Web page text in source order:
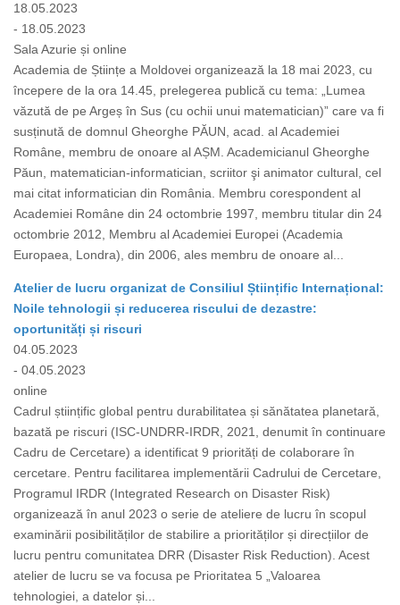
18.05.2023
- 18.05.2023
Sala Azurie și online
Academia de Științe a Moldovei organizează la 18 mai 2023, cu
începere de la ora 14.45, prelegerea publică cu tema: „Lumea
văzută de pe Argeș în Sus (cu ochii unui matematician)” care va fi
susținută de domnul Gheorghe PĂUN, acad. al Academiei
Române, membru de onoare al AȘM. Academicianul Gheorghe
Păun, matematician-informatician, scriitor şi animator cultural, cel
mai citat informatician din România. Membru corespondent al
Academiei Române din 24 octombrie 1997, membru titular din 24
octombrie 2012, Membru al Academiei Europei (Academia
Europaea, Londra), din 2006, ales membru de onoare al...
Atelier de lucru organizat de Consiliul Științific Internațional:
Noile tehnologii și reducerea riscului de dezastre:
oportunități și riscuri
04.05.2023
- 04.05.2023
online
Cadrul științific global pentru durabilitatea și sănătatea planetară,
bazată pe riscuri (ISC-UNDRR-IRDR, 2021, denumit în continuare
Cadru de Cercetare) a identificat 9 priorități de colaborare în
cercetare. Pentru facilitarea implementării Cadrului de Cercetare,
Programul IRDR (Integrated Research on Disaster Risk)
organizează în anul 2023 o serie de ateliere de lucru în scopul
examinării posibilităților de stabilire a priorităților și direcțiilor de
lucru pentru comunitatea DRR (Disaster Risk Reduction). Acest
atelier de lucru se va focusa pe Prioritatea 5 „Valoarea
tehnologiei, a datelor și...